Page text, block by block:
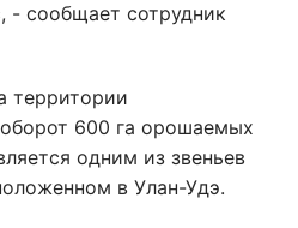
- сообщает сотрудник
территории
600 га орошаемых
одним из звеньев
в Улан-Удэ.